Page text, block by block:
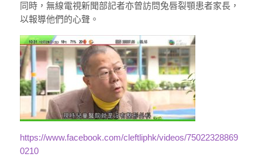
同時，無線電視新聞部記者亦曾訪問兔唇裂顎患者家長，
以報導他們的心聲。
https://www.facebook.com/cleftliphk/videos/75022328869
0210